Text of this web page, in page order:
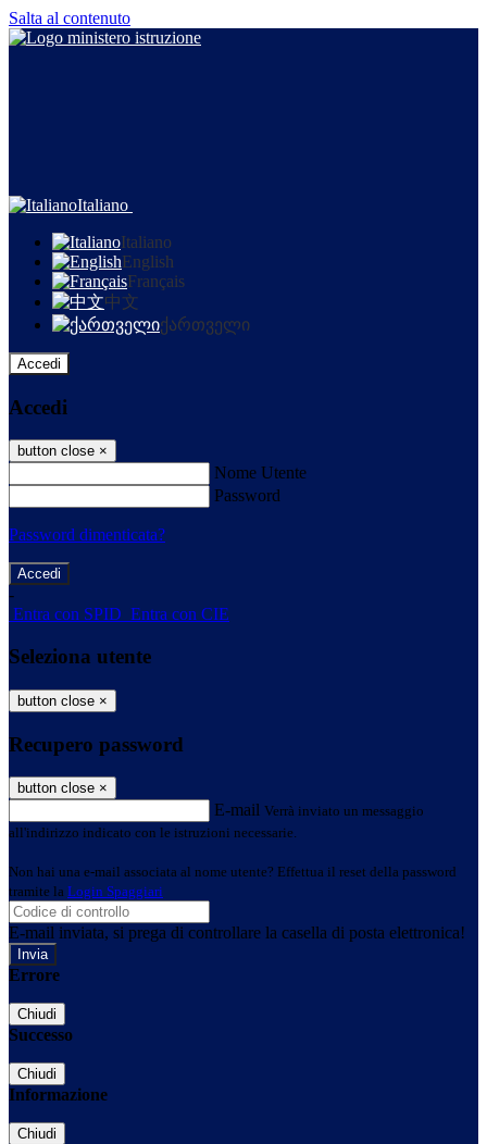
Salta al contenuto
Italiano
Italiano
English
Français
中文
ქართველი
Accedi
Accedi
button close ×
Nome Utente
Password
Password dimenticata?
-
Entra con SPID Entra con CIE
Seleziona utente
button close ×
Recupero password
button close ×
E-mail Verrà inviato un messaggio
all'indirizzo indicato con le istruzioni necessarie.
Non hai una e-mail associata al nome utente? Effettua il reset della password
tramite la Login Spaggiari
E-mail inviata, si prega di controllare la casella di posta elettronica!
Errore
Chiudi
Successo
Chiudi
Informazione
Chiudi